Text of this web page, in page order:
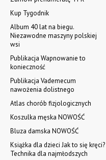
Kup Tygodnik
Album 40 lat na biegu.
Niezawodne maszyny polskiej
wsi
Publikacja Wapnowanie to
konieczność
Publikacja Vademecum
nawożenia dolistnego
Atlas chorób fizjologicznych
Koszulka męska NOWOŚĆ
Bluza damska NOWOŚĆ
Książka dla dzieci Jak to się kręci?
Technika dla najmłodszych